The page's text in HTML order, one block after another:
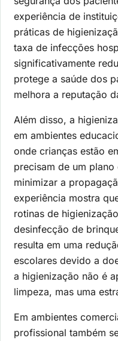
experiência de
práticas de
taxa de infecções
significativamente
protege a saúde dos
melhora a reputação
Além disso, a
em ambientes
onde crianças estão
precisam de um
minimizar a
experiência mostra
rotinas de
desinfecção de
resulta em uma
escolares devido a
a higienização não é
limpeza, mas uma
Em ambientes
profissional também